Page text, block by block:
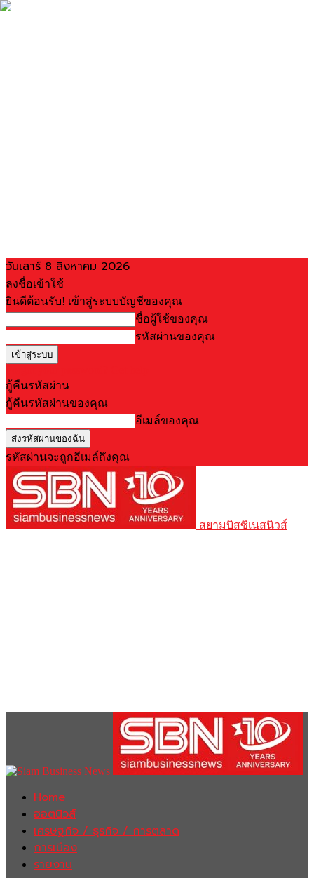
วันเสาร์ 8 สิงหาคม 2026
ลงชื่อเข้าใช้
ยินดีต้อนรับ! เข้าสู่ระบบบัญชีของคุณ
ชื่อผู้ใช้ของคุณ
รหัสผ่านของคุณ
กู้คืนรหัสผ่าน
กู้คืนรหัสผ่านของคุณ
อีเมล์ของคุณ
รหัสผ่านจะถูกอีเมล์ถึงคุณ
สยามบิสซิเนสนิวส์
Home
ฮอตนิวส์
เศรษฐกิจ / ธุรกิจ / การตลาด
การเมือง
รายงาน